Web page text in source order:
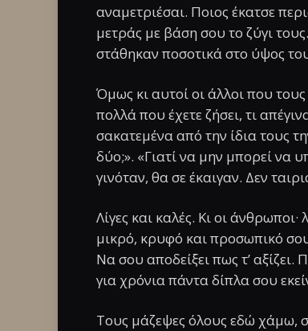
αναμετριέσαι. Ποιος έκατσε
μετράς με βάση σου το ζύγι
στάθηκαν ποσοτικά στο ύψος
Όμως κι αυτοί οι άλλοι που
πολλά που έχετε ζήσει, τι
σακατεμένα από την ίδια τους
δύο;». «Γιατί να μην μπορεί να
γινόταν, θα σε έκαιγαν. Δεν
Λίγες και καλές. Κι οι άνθρωποι·
μικρό, κρυφό και προσωπικό
Να σου αποδείξει πως τ’
για χρόνια πάντα δίπλα σου
Τους μάζεψες όλους εδώ χάμω,